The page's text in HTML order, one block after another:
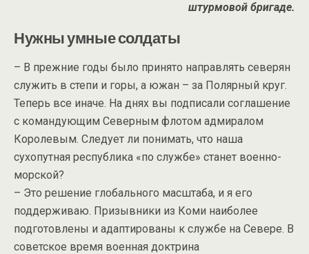
штурмовой бригаде.
Нужны умные солдаты
– В прежние годы было принято направлять северян
служить в степи и горы, а южан – за Полярный круг.
Теперь все иначе. На днях вы подписали соглашение
с командующим Северным флотом адмиралом
Королевым. Следует ли понимать, что наша
сухопутная республика «по службе» станет военно-
морской?
– Это решение глобального масштаба, и я его
поддерживаю. Призывники из Коми наиболее
подготовлены и адаптированы к службе на Севере. В
советское время военная доктрина